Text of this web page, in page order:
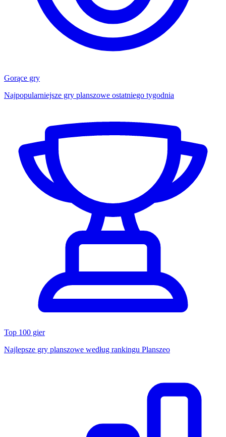
Gorące gry
Najpopularniejsze gry planszowe ostatniego tygodnia
Top 100 gier
Najlepsze gry planszowe według rankingu Planszeo